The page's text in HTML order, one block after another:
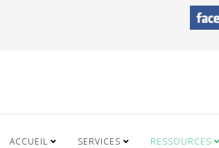
ACCUEIL SERVICES RESSOURCES